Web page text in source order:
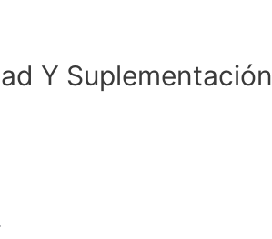
Y Suplementación